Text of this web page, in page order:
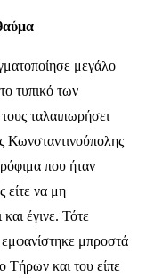
μεγάλο
τυπικό των
ταλαιπωρήσει
Κωνσταντινούπολης
που ήταν
είτε να μη
έγινε. Τότε
μπροστά
και του είπε